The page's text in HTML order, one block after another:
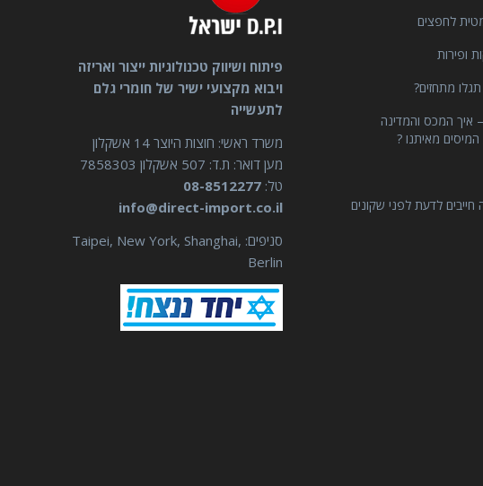
לחפצים
ופירות
מתחזים?
– איך המכס והמדינה
מאיתנו ?
חייבים לדעת לפני שקונים
פיתוח ושיווק טכנולוגיות ייצור ואריזה
ויבוא מקצועי ישיר של חומרי גלם
לתעשייה
משרד ראשי: חוצות היוצר 14 אשקלון
מען דואר: ת.ד: 507 אשקלון 7858303
טל: 08-8512277
info@direct-import.co.il
סניפים: Taipei, New York, Shanghai,
Berlin